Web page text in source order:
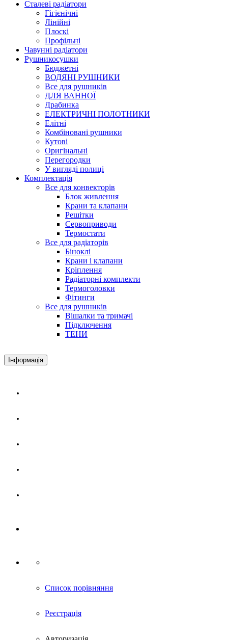
Сталеві радіатори
Гігієнічні
Лінійні
Плоскі
Профільні
Чавунні радіатори
Рушникосушки
Бюджетні
ВОДЯНІ РУШНИКИ
Все для рушників
ДЛЯ ВАННОЇ
Драбинка
ЕЛЕКТРИЧНІ ПОЛОТНИКИ
Елітні
Комбіновані рушники
Кутові
Оригінальні
Перегородки
У вигляді полиці
Комплектація
Все для конвекторів
Блок живлення
Крани та клапани
Решітки
Сервоприводи
Термостати
Все для радіаторів
Біноклі
Крани і клапани
Кріплення
Радіаторні комплекти
Термоголовки
Фітинги
Все для рушників
Вішалки та тримачі
Підключення
ТЕНИ
Інформація
Список порівняння
Реєстрація